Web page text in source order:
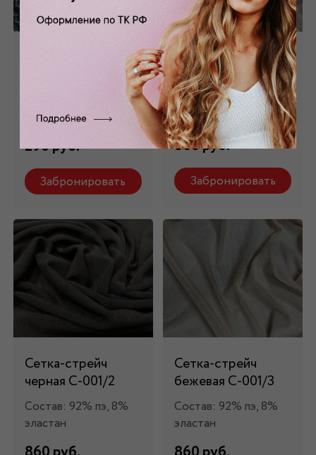
Состав: 100% пэ
290 руб.
Забронировать
Сетка-стрейч
белая С-001/1
Состав: 92% пэ, 8%
эластан
860 руб.
Забронировать
Сетка-стрейч
черная С-001/2
Состав: 92% пэ, 8%
эластан
Сетка-стрейч
бежевая С-001/3
Состав: 92% пэ, 8%
эластан